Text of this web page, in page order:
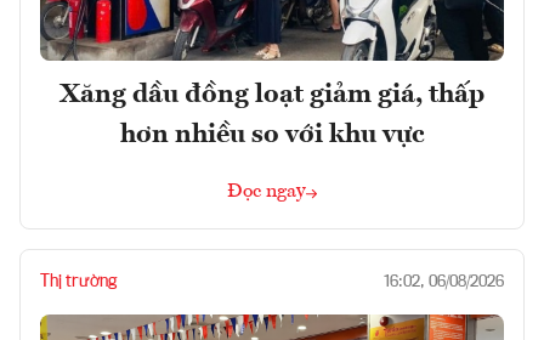
Xăng dầu đồng loạt giảm giá, thấp
hơn nhiều so với khu vực
Đọc ngay
Thị trường 16:02, 06/08/2026